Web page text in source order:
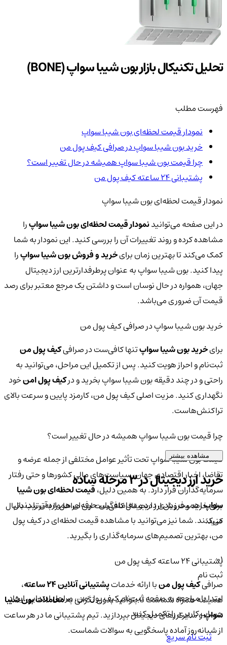
تحلیل تکنیکال بازار بون شیبا سواپ (BONE)
فهرست مطلب
نمودار قیمت لحظه‌ای بون شیبا سواپ
خرید بون شیبا سواپ در صرافی کیف پول من
چرا قیمت بون شیبا سواپ همیشه در حال تغییر است؟
پشتیبانی ۲۴ ساعته کیف پول من
نمودار قیمت لحظه‌ای بون شیبا سواپ
در این صفحه می‌توانیدنمودار قیمت لحظه‌ای بون شیبا سواپرا
مشاهده کرده و روند تغییرات آن را بررسی کنید. این نمودار به شما
کمک می‌کند تا بهترین زمان برایخرید و فروش بون شیبا سواپرا
پیدا کنید. بون شیبا سواپ به عنوان پرطرفدارترین ارز دیجیتال
جهان، همواره در حال نوسان است و داشتن یک مرجع معتبر برای رصد
قیمت آن ضروری می‌باشد.
خرید بون شیبا سواپ در صرافی کیف پول من
برایخرید بون شیبا سواپتنها کافی‌ست در صرافیکیف پول من
ثبت‌نام و احراز هویت کنید. پس از تکمیل این مراحل، می‌توانید به
راحتی و در چند دقیقه بون شیبا سواپ بخرید و درکیف پول امنخود
نگهداری کنید. مزیت اصلی کیف پول من، کارمزد پایین و سرعت بالای
تراکنش‌هاست.
چرا قیمت بون شیبا سواپ همیشه در حال تغییر است؟
قیمت بون شیبا سواپ تحت تأثیر عوامل مختلفی از جمله عرضه و
تقاضا، اخبار اقتصادی جهان، سیاست‌های مالی کشورها و حتی رفتار
سرمایه‌گذاران قرار دارد. به همین دلیل،قیمت لحظه‌ای بون شیبا
سواپاهمیت زیادی دارد و معامله‌گران حرفه‌ای همواره آن را دنبال
می‌کنند. شما نیز می‌توانید با مشاهده قیمت لحظه‌ای در کیف پول
من، بهترین تصمیم‌های سرمایه‌گذاری را بگیرید.
پشتیبانی ۲۴ ساعته کیف پول من
صرافیکیف پول منبا ارائه خدماتپشتیبانی آنلاین ۲۴ ساعته
،
همیشه همراه شماست تا بتوانید بدون نگرانی بهمعاملات بون شیبا
سواپو سایر ارزهای دیجیتال بپردازید. تیم پشتیبانی ما در هر ساعت
از شبانه‌روز آماده پاسخگویی به سوالات شماست.
مشاهده بیشتر
خرید ارز دیجیتال در 3 مرحله ساده
برای خرید و فروش ارز دیجیتال کافی‌ست این مراحل را به‌ترتیب دنبال
کنید:
01
ثبت نام
ابتدا با مراجعه به صفحه ثبت‌نام کیف‌ پول من، مراحل ابتدایی ایجاد
حساب کاربری را تکمیل کنید.
ثبت نام سریع